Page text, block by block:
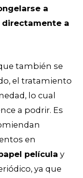
a
directamente a
también se
el tratamiento
lo cual
a podrir. Es
en
película y
ya que